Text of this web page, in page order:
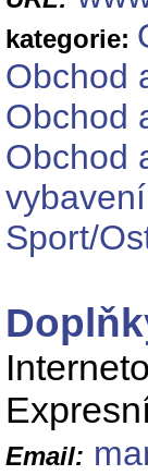
kategorie:
Obchod
Obchod
Obchod
vybavení
Sport/
Email: